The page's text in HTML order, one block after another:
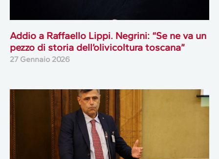
Addio a Raffaello Lippi. Negrini: “Se ne va un
pezzo di storia dell’olivicoltura toscana”
27 Gennaio 2026